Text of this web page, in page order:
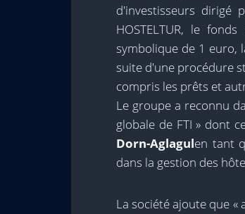
d'investisseurs dirigé
HOSTELTUR, le
symbolique de 1 euro,
suite d'une procédure
compris les prêts et
Le groupe a reconnu
globale de FTI » dont
Dorn-Aglagulen tant
dans la gestion des
La société ajoute que